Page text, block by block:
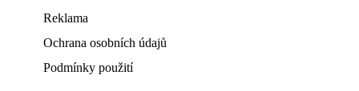
Reklama
Ochrana osobních údajů
Podmínky použití